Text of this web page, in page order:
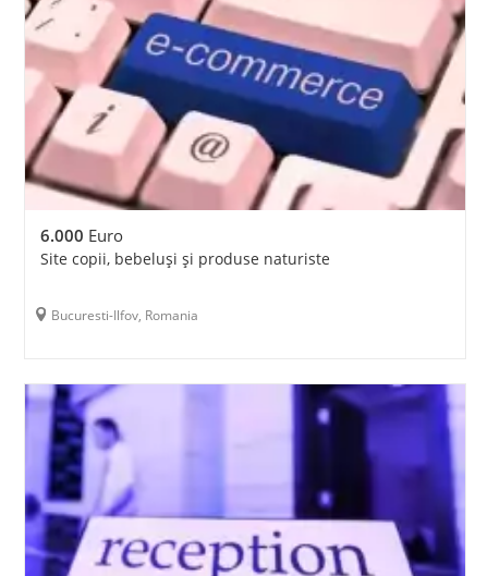
6.000 Euro
Site copii, bebeluși și produse naturiste
Bucuresti-Ilfov, Romania